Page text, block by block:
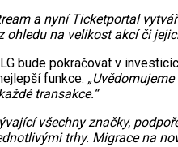
a nyní Ticketportal
ohledu na velikost akcí či
bude pokračovat v
funkce.
transakce.“
všechny značky,
trhy. Migrace na